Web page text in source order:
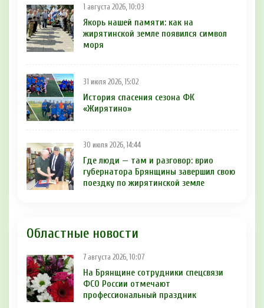
1 августа 2026, 10:03
Якорь нашей памяти: как на
жирятинской земле появился символ
моря
31 июля 2026, 15:02
История спасения сезона ФК
«Жирятино»
30 июля 2026, 14:44
Где люди — там и разговор: врио
губернатора Брянщины завершил свою
поездку по жирятинской земле
Областные новости
7 августа 2026, 10:07
На Брянщине сотрудники спецсвязи
ФСО России отмечают
профессиональный праздник